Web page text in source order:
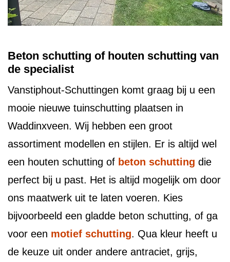
Beton schutting of houten schutting van
de specialist
Vanstiphout-Schuttingen komt graag bij u een
mooie nieuwe tuinschutting plaatsen in
Waddinxveen. Wij hebben een groot
assortiment modellen en stijlen. Er is altijd wel
een houten schutting of beton schutting die
perfect bij u past. Het is altijd mogelijk om door
ons maatwerk uit te laten voeren. Kies
bijvoorbeeld een gladde beton schutting, of ga
voor een motief schutting. Qua kleur heeft u
de keuze uit onder andere antraciet, grijs,